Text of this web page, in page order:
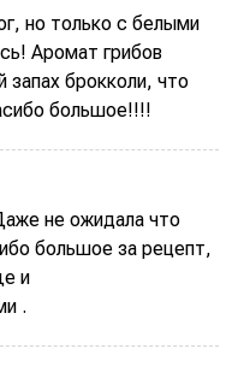
но только с белыми
Аромат грибов
брокколи, что
большое!!!!
не ожидала что
большое за рецепт,
и
.